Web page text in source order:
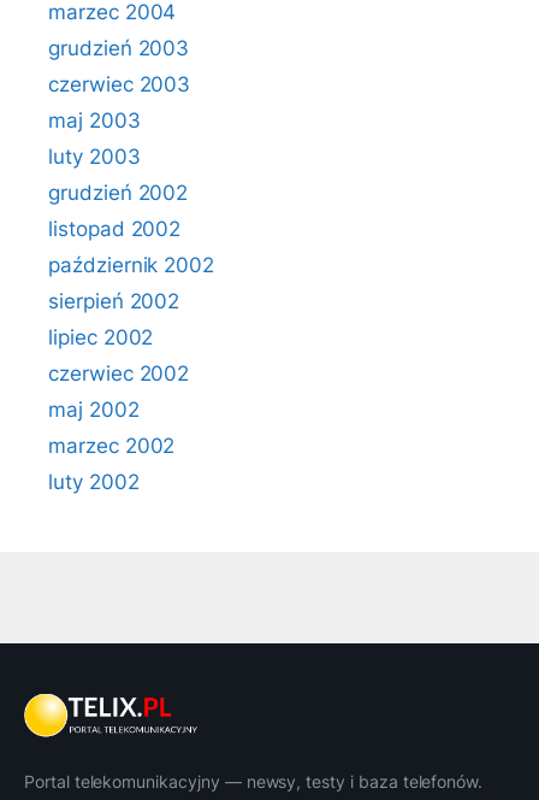
marzec 2004
grudzień 2003
czerwiec 2003
maj 2003
luty 2003
grudzień 2002
listopad 2002
październik 2002
sierpień 2002
lipiec 2002
czerwiec 2002
maj 2002
marzec 2002
luty 2002
Portal telekomunikacyjny — newsy, testy i baza telefonów.